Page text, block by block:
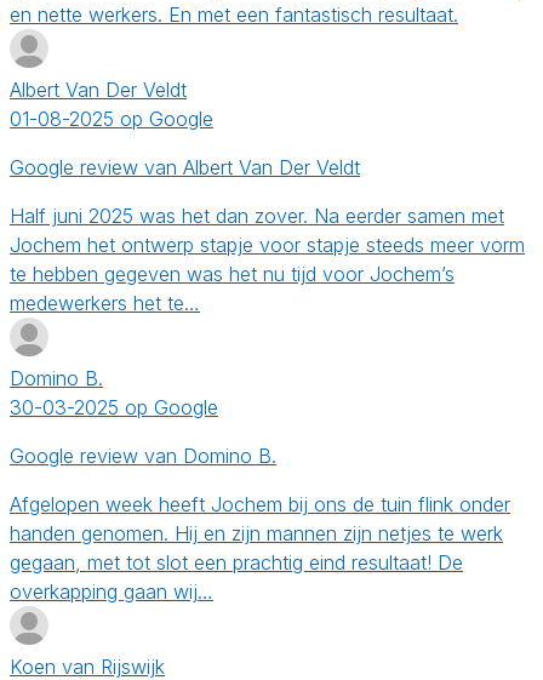
en nette werkers. En met een fantastisch resultaat.
Albert Van Der Veldt
01-08-2025 op Google
Google review van Albert Van Der Veldt
Half juni 2025 was het dan zover. Na eerder samen met
Jochem het ontwerp stapje voor stapje steeds meer vorm
te hebben gegeven was het nu tijd voor Jochem’s
medewerkers het te…
Domino B.
30-03-2025 op Google
Google review van Domino B.
Afgelopen week heeft Jochem bij ons de tuin flink onder
handen genomen. Hij en zijn mannen zijn netjes te werk
gegaan, met tot slot een prachtig eind resultaat! De
overkapping gaan wij…
Koen van Rijswijk